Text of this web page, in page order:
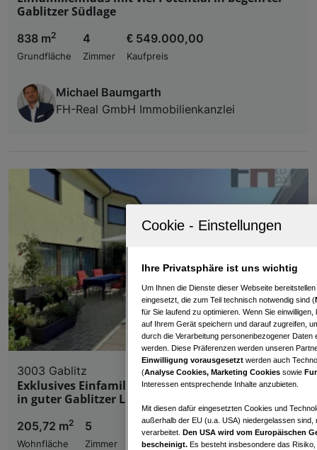
Gablitzer Südlage
838 m2
Grundfläche
4
Zimmer
€ 549.000,00
Kaufpreis
Michael Baumgarth
FH-Real GmbH Immobilienkanzlei
3003 Gablitz
Exklusives Einfamilienhaus mit TOP-Ausstattung
in guter Gablitzer Lage!
205,72 m2
Wohnfläche
5
Zimmer
€ 790.000,00
Kaufpreis
Ihre Privatsphäre ist uns wichtig
Um Ihnen die Dienste dieser Webseite
eingesetzt, die zum Teil technisch notwendig sind (
für Sie laufend zu optimieren. Wenn Sie
auf Ihrem Gerät speichern und darauf zugreifen,
durch die Verarbeitung personenbezogener
werden. Diese Präferenzen werden unseren
Einwilligung vorausgesetzt werden auch
(Analyse Cookies, Marketing Cookies sowie
Interessen entsprechende Inhalte anzubieten.
Mit diesen dafür eingesetzten Cookies und
außerhalb der EU (u.a. USA) niedergelassen
verarbeitet. Den USA wird vom Europäischen
bescheinigt. Es besteht insbesondere das